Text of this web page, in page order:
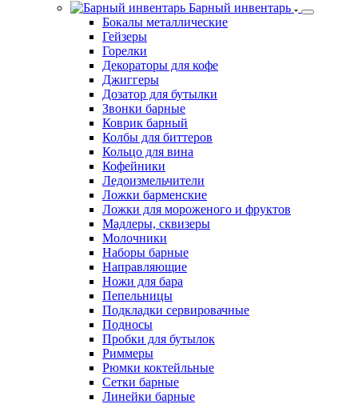
Барный инвентарь
Бокалы металлические
Гейзеры
Горелки
Декораторы для кофе
Джиггеры
Дозатор для бутылки
Звонки барные
Коврик барный
Колбы для биттеров
Кольцо для вина
Кофейники
Ледоизмельчители
Ложки барменские
Ложки для мороженого и фруктов
Мадлеры, сквизеры
Молочники
Наборы барные
Направляющие
Ножи для бара
Пепельницы
Подкладки сервировачные
Подносы
Пробки для бутылок
Риммеры
Рюмки коктейльные
Сетки барные
Линейки барные